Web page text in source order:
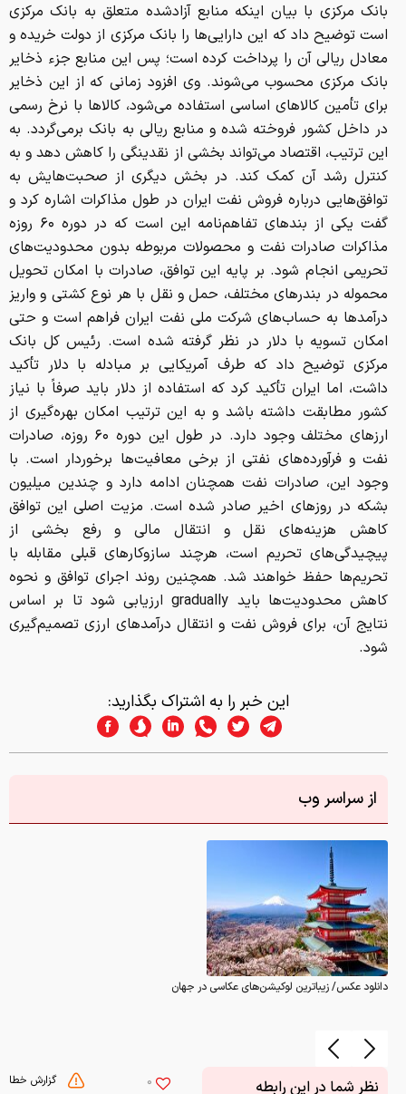
بانک مرکزی با بیان اینکه منابع آزادشده متعلق به بانک مرکزی
است توضیح داد که این دارایی‌ها را بانک مرکزی از دولت خریده و
معادل ریالی آن را پرداخت کرده است؛ پس این منابع جزء ذخایر
بانک مرکزی محسوب می‌شوند. وی افزود زمانی که از این ذخایر
برای تأمین کالا‌های اساسی استفاده می‌شود، کالا‌ها با نرخ رسمی
در داخل کشور فروخته شده و منابع ریالی به بانک برمی‌گردد. به
این ترتیب، اقتصاد می‌تواند بخشی از نقدینگی را کاهش دهد و به
کنترل رشد آن کمک کند. در بخش دیگری از صحبت‌هایش به
توافق‌هایی درباره فروش نفت ایران در طول مذاکرات اشاره کرد و
گفت یکی از بند‌های تفاهم‌نامه این است که در دوره ۶۰ روزه
مذاکرات صادرات نفت و محصولات مربوطه بدون محدودیت‌های
تحریمی انجام شود. بر پایه این توافق، صادرات با امکان تحویل
محموله در بندر‌های مختلف، حمل و نقل با هر نوع کشتی و واریز
درآمد‌ها به حساب‌های شرکت ملی نفت ایران فراهم است و حتی
امکان تسویه با دلار در نظر گرفته شده است. رئیس کل بانک
مرکزی توضیح داد که طرف آمریکایی بر مبادله با دلار تأکید
داشت، اما ایران تأکید کرد که استفاده از دلار باید صرفاً با نیاز
کشور مطابقت داشته باشد و به این ترتیب امکان بهره‌گیری از
ارز‌های مختلف وجود دارد. در طول این دوره ۶۰ روزه، صادرات
نفت و فرآورده‌های نفتی از برخی معافیت‌ها برخوردار است. با
وجود این، صادرات نفت همچنان ادامه دارد و چندین میلیون
بشکه در روز‌های اخیر صادر شده است. مزیت اصلی این توافق
کاهش هزینه‌های نقل و انتقال مالی و رفع بخشی از
پیچیدگی‌های تحریم است، هرچند سازوکار‌های قبلی مقابله با
تحریم‌ها حفظ خواهند شد. همچنین روند اجرای توافق و نحوه
کاهش محدودیت‌ها باید gradually ارزیابی شود تا بر اساس
نتایج آن، برای فروش نفت و انتقال درآمد‌های ارزی تصمیم‌گیری
شود.
این خبر را به اشتراک بگذارید:
از سراسر وب
دانلود عکس/ زیباترین لوکیشن‌های عکاسی در جهان
گزارش خطا 0 نظر شما در این رابطه